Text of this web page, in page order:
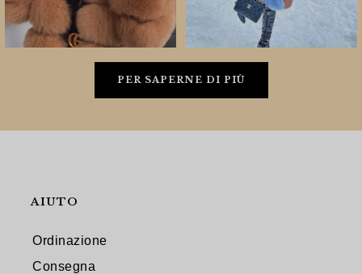
PER SAPERNE DI PIÙ
AIUTO
Ordinazione
Consegna